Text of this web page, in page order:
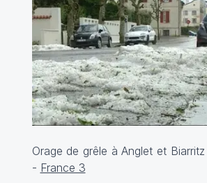
Orage de grêle à Anglet et
- France 3